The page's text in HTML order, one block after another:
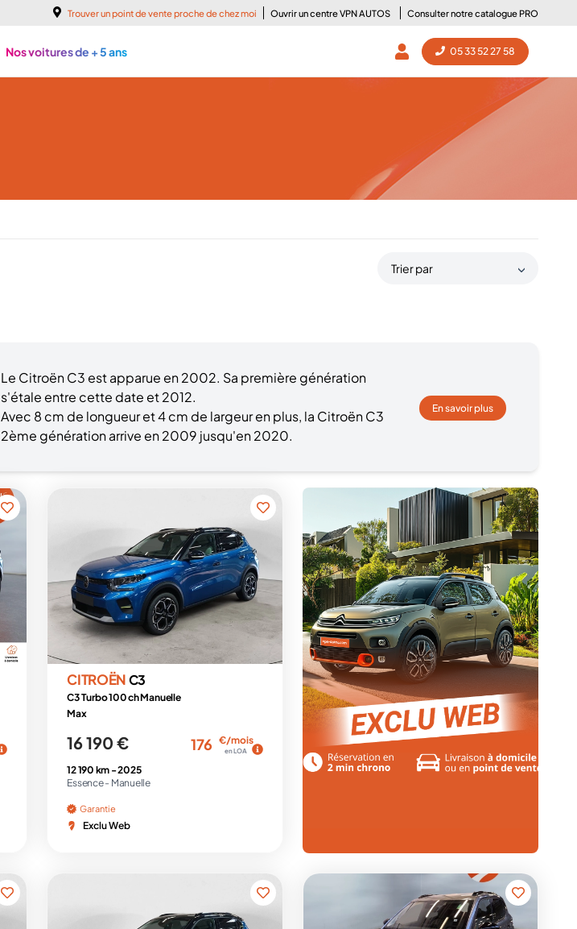
Trouver un point de vente proche de chez moi Ouvrir un centre VPN AUTOS Consulter notre catalogue PRO
05 33 52 27 58
Nos voitures de + 5 ans
Trier par
Le Citroën C3 est apparue en 2002. Sa première génération
s'étale entre cette date et 2012.
Avec 8 cm de longueur et 4 cm de largeur en plus, la Citroën C3
2ème génération arrive en 2009 jusqu'en 2020.
En savoir plus
CITROËNC3
C3 Turbo 100 ch Manuelle
Max
16 190 € 176 €/mois
en LOA
12 190 km -2025
Essence - Manuelle
Garantie
Exclu Web